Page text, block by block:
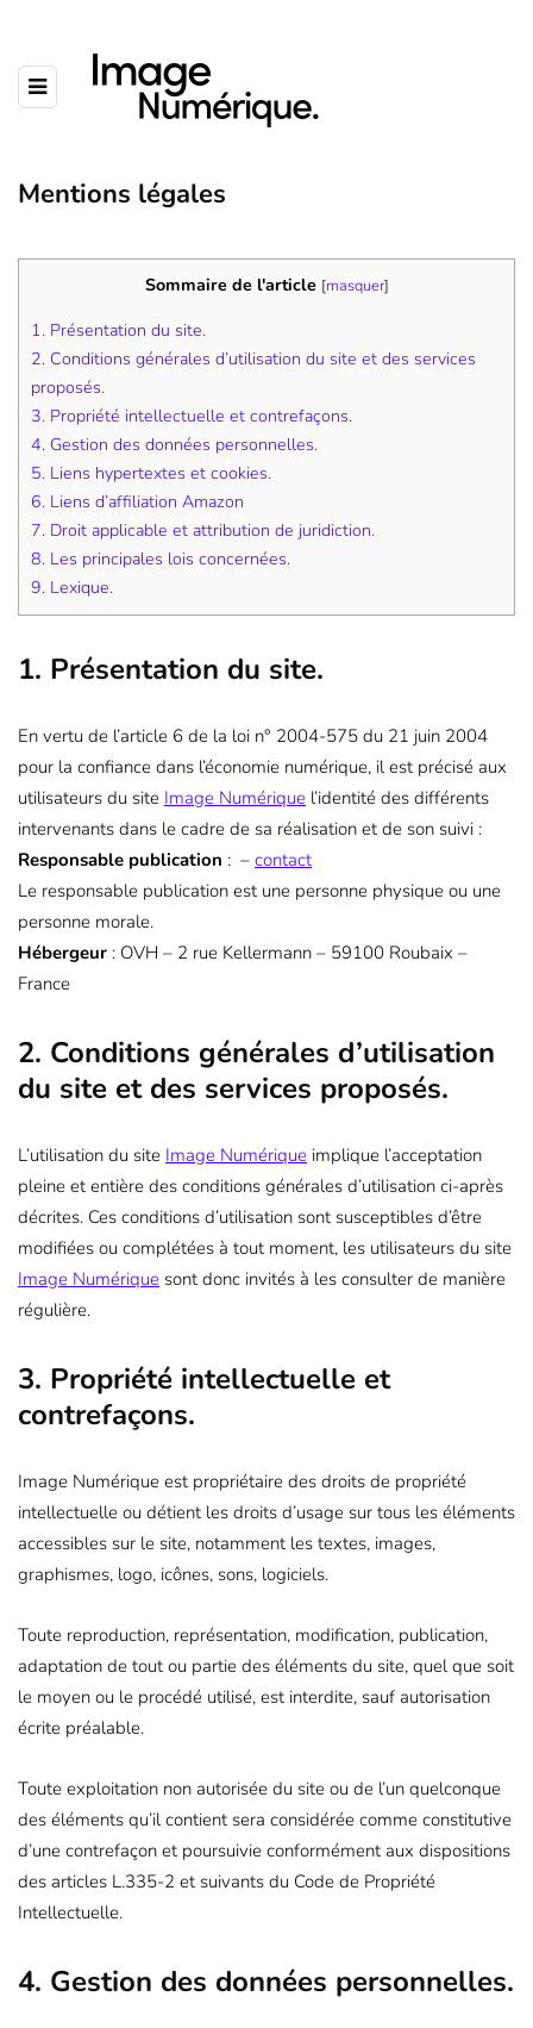
Mentions légales
Sommaire de l'article [masquer]
1. Présentation du site.
2. Conditions générales d’utilisation du site et des services
proposés.
3. Propriété intellectuelle et contrefaçons.
4. Gestion des données personnelles.
5. Liens hypertextes et cookies.
6. Liens d’affiliation Amazon
7. Droit applicable et attribution de juridiction.
8. Les principales lois concernées.
9. Lexique.
1. Présentation du site.
En vertu de l’article 6 de la loi n° 2004-575 du 21 juin 2004
pour la confiance dans l’économie numérique, il est précisé aux
utilisateurs du site Image Numérique l’identité des différents
intervenants dans le cadre de sa réalisation et de son suivi :
Responsable publication : – contact
Le responsable publication est une personne physique ou une
personne morale.
Hébergeur : OVH – 2 rue Kellermann – 59100 Roubaix –
France
2. Conditions générales d’utilisation
du site et des services proposés.
L’utilisation du site Image Numérique implique l’acceptation
pleine et entière des conditions générales d’utilisation ci-après
décrites. Ces conditions d’utilisation sont susceptibles d’être
modifiées ou complétées à tout moment, les utilisateurs du site
Image Numérique sont donc invités à les consulter de manière
régulière.
3. Propriété intellectuelle et
contrefaçons.
Image Numérique est propriétaire des droits de propriété
intellectuelle ou détient les droits d’usage sur tous les éléments
accessibles sur le site, notamment les textes, images,
graphismes, logo, icônes, sons, logiciels.
Toute reproduction, représentation, modification, publication,
adaptation de tout ou partie des éléments du site, quel que soit
le moyen ou le procédé utilisé, est interdite, sauf autorisation
écrite préalable.
Toute exploitation non autorisée du site ou de l’un quelconque
des éléments qu’il contient sera considérée comme constitutive
d’une contrefaçon et poursuivie conformément aux dispositions
des articles L.335-2 et suivants du Code de Propriété
Intellectuelle.
4. Gestion des données personnelles.